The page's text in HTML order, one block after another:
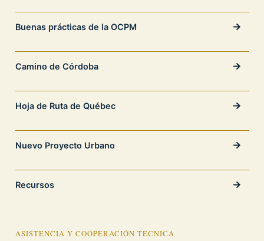
Buenas prácticas de la OCPM
Camino de Córdoba
Hoja de Ruta de Québec
Nuevo Proyecto Urbano
Recursos
ASISTENCIA Y COOPERACIÓN TÉCNICA